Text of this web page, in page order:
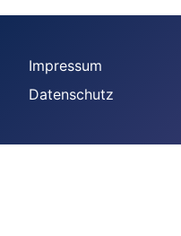
Impressum
Datenschutz